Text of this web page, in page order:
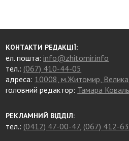
КОНТАКТИ РЕДАКЦІЇ:
ел. пошта:info@zhitomir.info
тел.: (067) 410-44-05
адреса: 10008, м.Житомир, Велика
головний редактор: Тамара Коваль
РЕКЛАМНИЙ ВІДДІЛ:
тел.: (0412) 47-00-47, (067) 412-